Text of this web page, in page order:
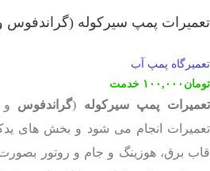
تعمیرات پمپ سیرکوله
تعمیرگاه پمپ آب
تومان ۱۰۰,۰۰۰ خدمت
تعمیرات پمپ سیرکوله (گراندفوس
تعمیرات انجام می شود و بخش های
قاب برق، هوزینگ و جام و روتور